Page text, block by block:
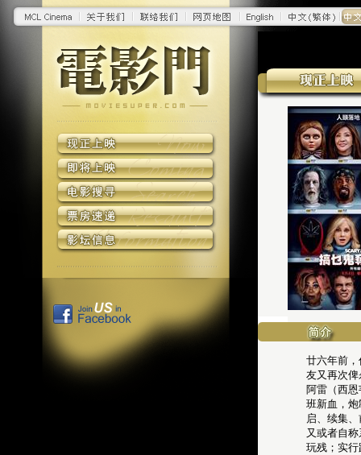
廿六年前
友又再次
阿雷（西
班新血，
启、续集
又或者自
玩残；实